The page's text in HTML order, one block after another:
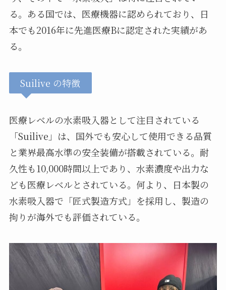
る。ある国では、医療機器に認められており、日
本でも2016年に先進医療Bに認定された実績があ
る。
Suilive の特徴
医療レベルの水素吸入器として注目されている
「Suilive」は、国外でも安心して使用できる品質
と業界最高水準の安全装備が搭載されている。耐
久性も10,000時間以上であり、水素濃度や出力な
ども医療レベルとされている。何より、日本製の
水素吸入器で「匠式製造方式」を採用し、製造の
拘りが海外でも評価されている。